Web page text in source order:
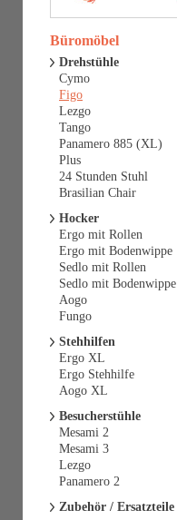
Büromöbel
Drehstühle
Cymo
Figo
Lezgo
Tango
Panamero 885 (XL)
Plus
24 Stunden Stuhl
Brasilian Chair
Hocker
Ergo mit Rollen
Ergo mit Bodenwippe
Sedlo mit Rollen
Sedlo mit Bodenwippe
Aogo
Fungo
Stehhilfen
Ergo XL
Ergo Stehhilfe
Aogo XL
Besucherstühle
Mesami 2
Mesami 3
Lezgo
Panamero 2
Zubehör / Ersatzteile